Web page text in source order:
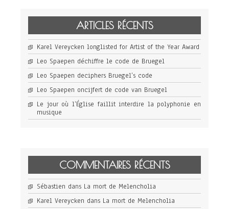
ARTICLES RÉCENTS
Karel Vereycken longlisted for Artist of the Year Award
Leo Spaepen déchiffre le code de Bruegel
Leo Spaepen deciphers Bruegel’s code
Leo Spaepen oncijfert de code van Bruegel
Le jour où l’Église faillit interdire la polyphonie en
musique
COMMENTAIRES RÉCENTS
Sébastien dans La mort de Melencholia
Karel Vereycken dans La mort de Melencholia